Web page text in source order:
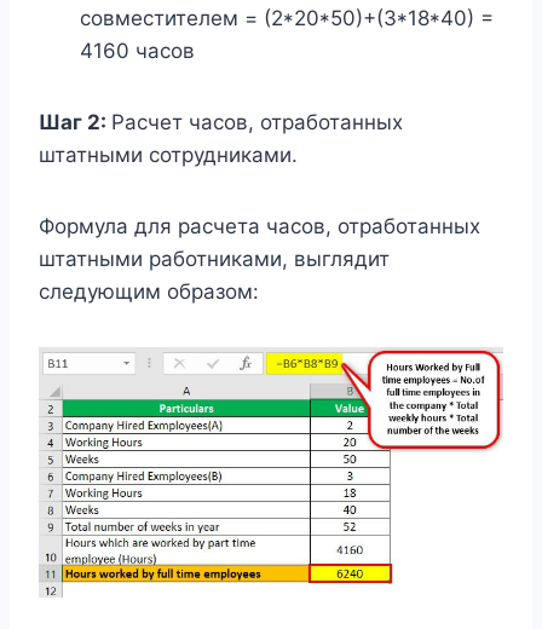
совместителем = (2*20*50)+(3*18*40) =
4160 часов
Шаг 2: Расчет часов, отработанных
штатными сотрудниками.
Формула для расчета часов, отработанных
штатными работниками, выглядит
следующим образом: